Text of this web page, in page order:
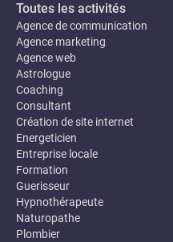
Toutes les activités
Agence de communication
Agence marketing
Agence web
Astrologue
Coaching
Consultant
Création de site internet
Energeticien
Entreprise locale
Formation
Guerisseur
Hypnothérapeute
Naturopathe
Plombier